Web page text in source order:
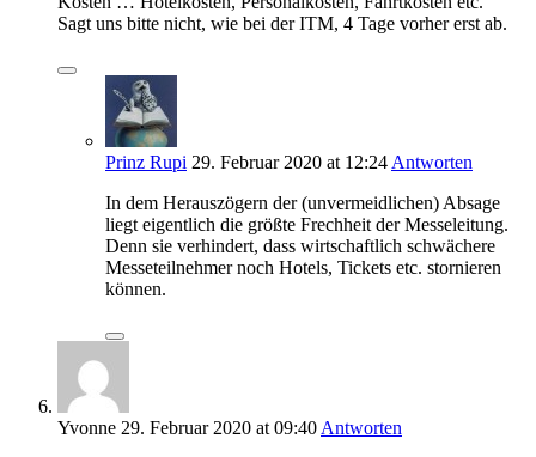
Sagt uns bitte nicht, wie bei der ITM, 4 Tage vorher erst ab.
Prinz Rupi 29. Februar 2020 at 12:24Antworten
In dem Herauszögern der (unvermeidlichen) Absage
liegt eigentlich die größte Frechheit der Messeleitung.
Denn sie verhindert, dass wirtschaftlich schwächere
Messeteilnehmer noch Hotels, Tickets etc. stornieren
können.
Yvonne 29. Februar 2020 at 09:40Antworten